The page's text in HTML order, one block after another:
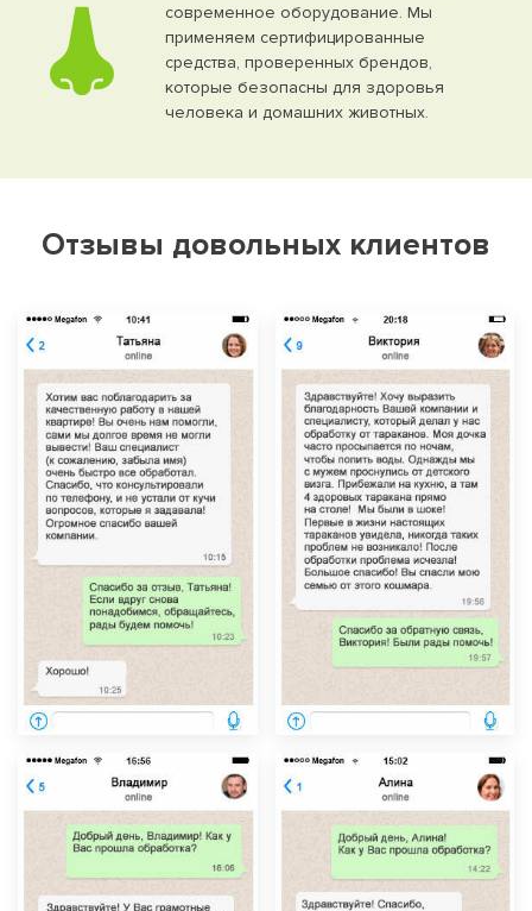
современное оборудование. Мы
применяем сертифицированные
средства, проверенных брендов,
которые безопасны для здоровья
человека и домашних животных.
Отзывы довольных клиентов